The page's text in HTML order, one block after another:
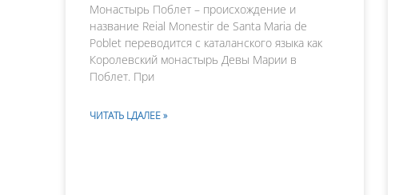
Монастырь Поблет – происхождение и
название Reial Monestir de Santa Maria de
Poblet переводится с каталанского языка как
Королевский монастырь Девы Марии в
Поблет. При
ЧИТАТЬ LДАЛЕЕ »